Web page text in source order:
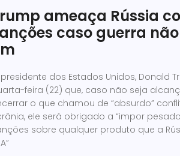
ameaça Rússia
caso guerra
dos Estados Unidos, Donald
feira (22) que, caso não seja
o que chamou de “absurdo”
ele será obrigado a “impor
sobre qualquer produto que a